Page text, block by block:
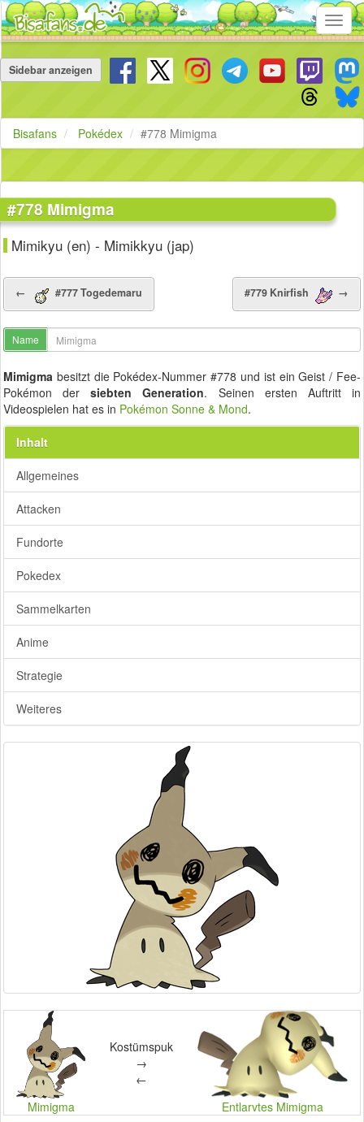
überspringen
Sidebar anzeigen
Bisafans Pokédex #778 Mimigma
#778 Mimigma
Mimikyu (en) - Mimikkyu (jap)
← #777 Togedemaru
Name
#779 Knirfish →
Mimigma besitzt die Pokédex-Nummer #778 und ist ein Geist / Fee-
Pokémon dersiebten Generation. Seinen ersten Auftritt in
Videospielen hat es in Pokémon Sonne & Mond.
Inhalt
Allgemeines
Attacken
Fundorte
Pokedex
Sammelkarten
Anime
Strategie
Weiteres
Mimigma
Kostümspuk
→
←
Entlarvtes Mimigma